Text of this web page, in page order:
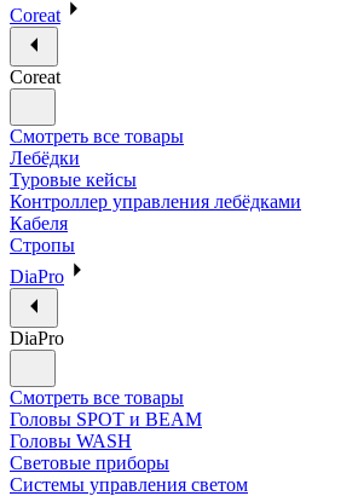
Coreat
Coreat
Смотреть все товары
Лебёдки
Туровые кейсы
Контроллер управления лебёдками
Кабеля
Стропы
DiaPro
DiaPro
Смотреть все товары
Головы SPOT и BEAM
Головы WASH
Световые приборы
Системы управления светом